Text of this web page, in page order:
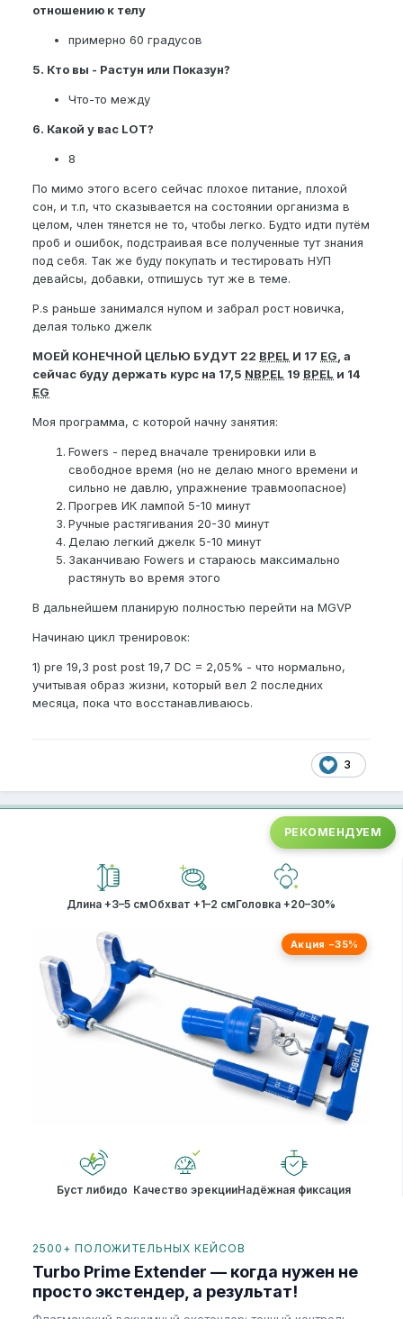
отношению к телу
примерно 60 градусов
5. Кто вы - Растун или Показун?
Что-то между
6. Какой у вас LOT?
8
По мимо этого всего сейчас плохое питание, плохой
сон, и т.п, что сказывается на состоянии организма в
целом, член тянется не то, чтобы легко. Будто идти путём
проб и ошибок, подстраивая все полученные тут знания
под себя. Так же буду покупать и тестировать НУП
девайсы, добавки, отпишусь тут же в теме.
P.s раньше занимался нупом и забрал рост новичка,
делая только джелк
МОЕЙ КОНЕЧНОЙ ЦЕЛЬЮ БУДУТ 22 BPEL И 17 EG , а
сейчас буду держать курс на 17,5 NBPEL 19 BPEL и 14
EG
Моя программа, с которой начну занятия:
Fowers - перед вначале тренировки или в
свободное время (но не делаю много времени и
сильно не давлю, упражнение травмоопасное)
Прогрев ИК лампой 5-10 минут
Ручные растягивания 20-30 минут
Делаю легкий джелк 5-10 минут
Заканчиваю Fowers и стараюсь максимально
растянуть во время этого
В дальнейшем планирую полностью перейти на MGVP
Начинаю цикл тренировок:
1) pre 19,3 post post 19,7 DC = 2,05% - что нормально,
учитывая образ жизни, который вел 2 последних
месяца, пока что восстанавливаюсь.
3
РЕКОМЕНДУЕМ
Длина +3–5 смОбхват +1–2 смГоловка +20–30%
Акция −35%
Буст либидо Качество эрекцииНадёжная фиксация
2500+ ПОЛОЖИТЕЛЬНЫХ КЕЙСОВ
Turbo Prime Extender — когда нужен не
просто экстендер, а результат!